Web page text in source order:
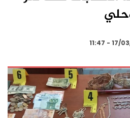
17/03/